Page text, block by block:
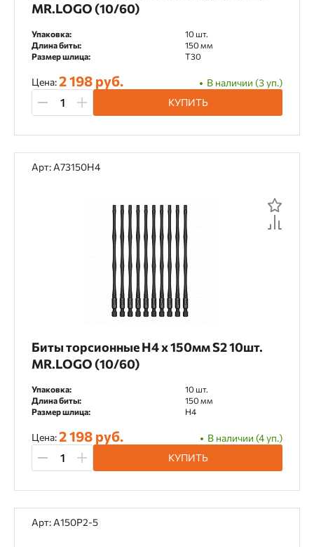
MR.LOGO (10/60)
Упаковка:
10 шт.
Длина биты:
150 мм
Размер шлица:
T30
Цена:2 198 руб.
В наличии (3 уп.)
КУПИТЬ
Арт: A73150H4
Биты торсионные H4 х 150мм S2 10шт.
MR.LOGO (10/60)
Упаковка:
10 шт.
Длина биты:
150 мм
Размер шлица:
H4
Цена:2 198 руб.
В наличии (4 уп.)
КУПИТЬ
Арт: A150P2-5